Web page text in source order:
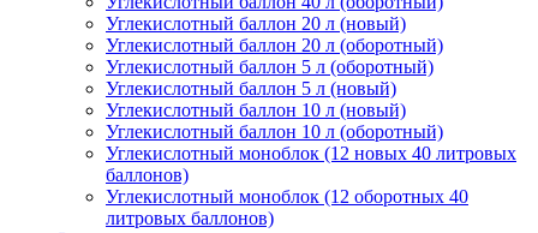
Углекислотный баллон 20 л (новый)
Углекислотный баллон 20 л (оборотный)
Углекислотный баллон 5 л (оборотный)
Углекислотный баллон 5 л (новый)
Углекислотный баллон 10 л (новый)
Углекислотный баллон 10 л (оборотный)
Углекислотный моноблок (12 новых 40 литровых
баллонов)
Углекислотный моноблок (12 оборотных 40
литровых баллонов)